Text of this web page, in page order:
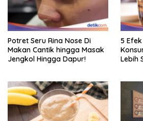
Potret Seru Rina Nose Di
Makan Cantik hingga Masak
Jengkol Hingga Dapur!
5
Lebih